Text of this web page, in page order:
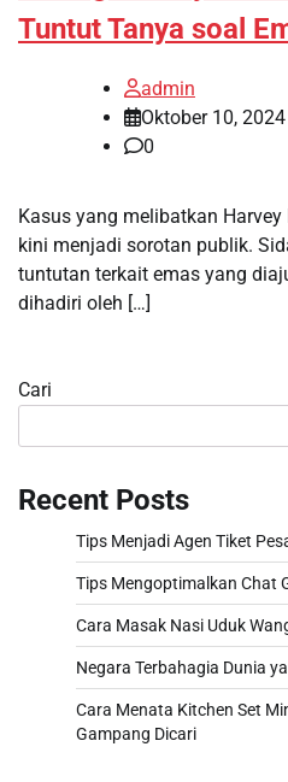
Tuntut Tanya soal
admin
Oktober 10, 2024
0
Kasus yang melibatkan
kini menjadi sorotan publik.
tuntutan terkait emas yang
dihadiri oleh […]
Cari
Recent Posts
Tips Menjadi Agen Tiket
Tips Mengoptimalkan Chat
Cara Masak Nasi Uduk
Negara Terbahagia Dunia
Cara Menata Kitchen Set
Gampang Dicari